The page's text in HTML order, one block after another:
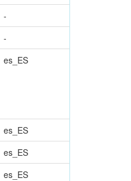
-
-
es_ES
es_ES
es_ES
es_ES